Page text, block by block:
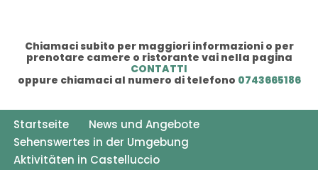
Chiamaci subito per maggiori informazioni o per
prenotare camere o ristorante vai nella pagina
CONTATTI
oppure chiamaci al numero di telefono 0743665186
Startseite
News und Angebote
Sehenswertes in der Umgebung
Aktivitäten in Castelluccio